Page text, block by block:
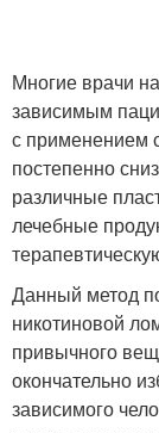
Многие врачи
зависимым
с применением
постепенно
различные
лечебные
Данный метод
никотиновой
привычного
окончательно
зависимого